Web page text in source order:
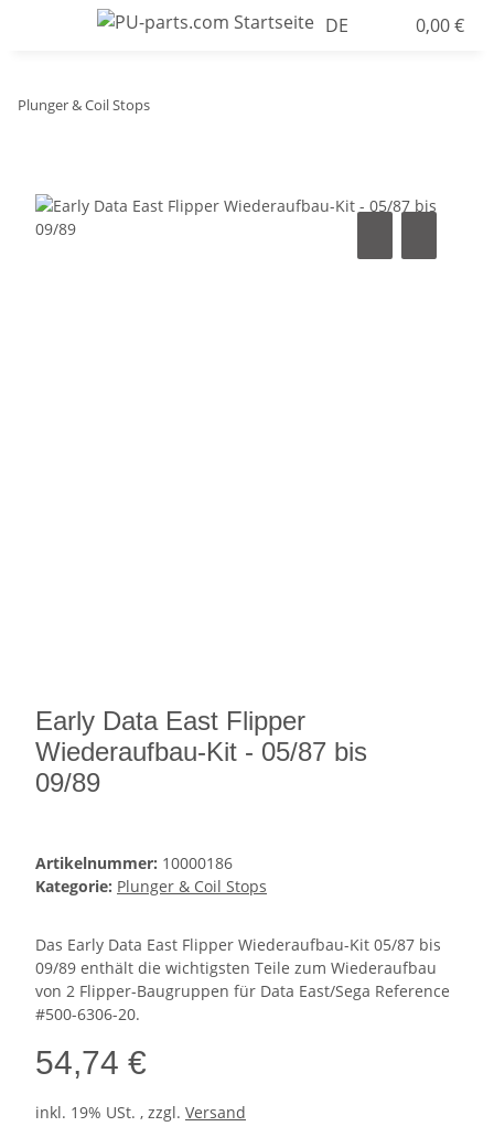
DE 0,00 €
Plunger & Coil Stops
Early Data East Flipper
Wiederaufbau-Kit - 05/87 bis
09/89
Artikelnummer: 10000186
Kategorie: Plunger & Coil Stops
Das Early Data East Flipper Wiederaufbau-Kit 05/87 bis
09/89 enthält die wichtigsten Teile zum Wiederaufbau
von 2 Flipper-Baugruppen für Data East/Sega Reference
#500-6306-20.
54,74 €
inkl. 19% USt. , zzgl. Versand